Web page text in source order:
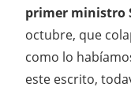
primer ministro
octubre, que
como lo
este escrito,